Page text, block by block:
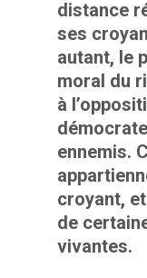
distance
ses
autant, le
moral du
à
ennemis.
croyant,
de
vivantes.